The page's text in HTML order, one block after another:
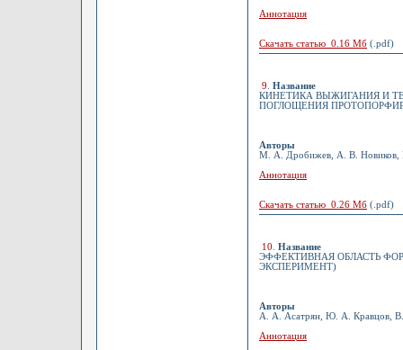
Аннотация
Скачать статью 0.16 Мб (.pdf)
9
Название
КИНЕТИКА ВЫЖИГАНИЯ И
ПОГЛОЩЕНИЯ
Авторы
М. А. Дробижев, А. В. Новиков,
Аннотация
Скачать статью 0.26 Мб (.pdf)
10
Название
ЭФФЕКТИВНАЯ ОБЛАСТЬ
ЭКСПЕРИМЕНТ)
Авторы
А. А. Асатрян, Ю. А. Кравцов,
Аннотация